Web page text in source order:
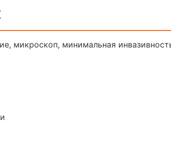
микроскоп, минимальная